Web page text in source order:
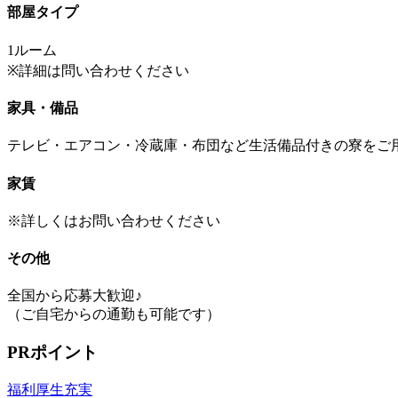
部屋タイプ
1ルーム
※詳細は問い合わせください
家具・備品
テレビ・エアコン・冷蔵庫・布団など生活備品付きの寮をご
家賃
※詳しくはお問い合わせください
その他
全国から応募大歓迎♪
（ご自宅からの通勤も可能です）
PRポイント
福利厚生充実